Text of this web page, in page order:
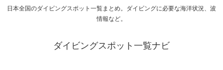
日本全国のダイビングスポット一覧まとめ。ダイビングに必要な海洋状況、波
情報など。
ダイビングスポット一覧ナビ